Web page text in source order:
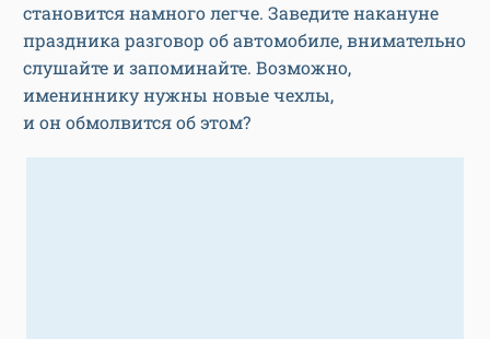
становится намного легче. Заведите накануне
праздника разговор об автомобиле, внимательно
слушайте и запоминайте. Возможно,
имениннику нужны новые чехлы,
и он обмолвится об этом?